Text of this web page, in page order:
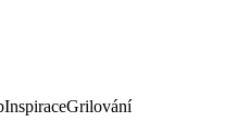
InspiraceGrilování